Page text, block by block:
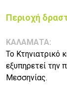
Περιοχή
ΚΑΛΑΜΑΤΑ:
Το Κτηνιατρικό
εξυπηρετεί την
Μεσσηνίας.